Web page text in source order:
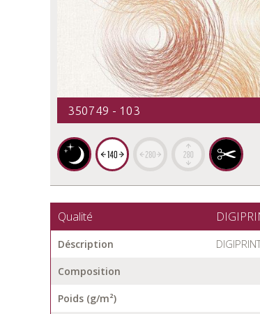
350749 - 103
Qualité
Déscription
Composition
Poids (g/m²)